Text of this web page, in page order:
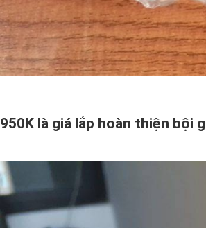
950K là giá lắp hoàn thiện bội